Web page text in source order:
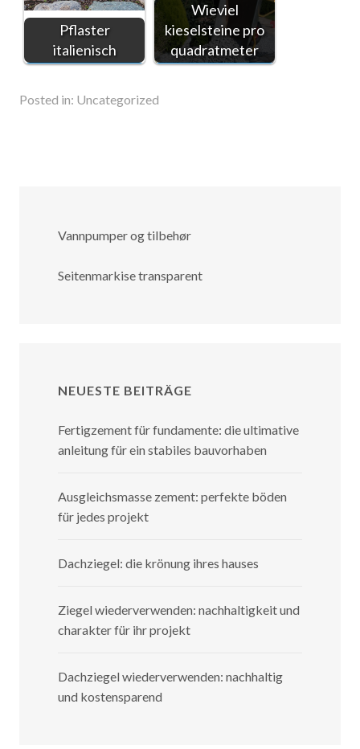
Pflaster
italienisch
Wieviel
kieselsteine pro
quadratmeter
Posted in: Uncategorized
Vannpumper og tilbehør
Seitenmarkise transparent
NEUESTE BEITRÄGE
Fertigzement für fundamente: die ultimative
anleitung für ein stabiles bauvorhaben
Ausgleichsmasse zement: perfekte böden
für jedes projekt
Dachziegel: die krönung ihres hauses
Ziegel wiederverwenden: nachhaltigkeit und
charakter für ihr projekt
Dachziegel wiederverwenden: nachhaltig
und kostensparend